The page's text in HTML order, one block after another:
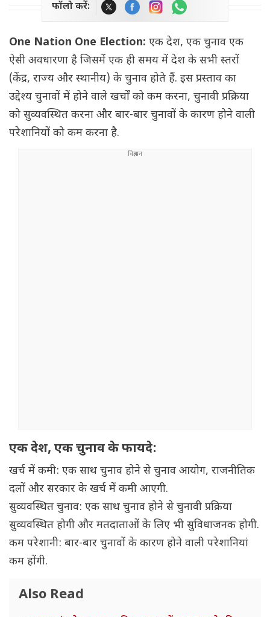
फॉलो करें:
One Nation One Election: एक देश, एक चुनाव एक
ऐसी अवधारणा है जिसमें एक ही समय में देश के सभी स्तरों
(केंद्र, राज्य और स्थानीय) के चुनाव होते हैं. इस प्रस्ताव का
उद्देश्य चुनावों में होने वाले खर्चों को कम करना, चुनावी प्रक्रिया
को सुव्यवस्थित करना और बार-बार चुनावों के कारण होने वाली
परेशानियों को कम करना है.
एक देश, एक चुनाव के फायदे:
खर्च में कमी: एक साथ चुनाव होने से चुनाव आयोग, राजनीतिक
दलों और सरकार के खर्च में कमी आएगी.
सुव्यवस्थित चुनाव: एक साथ चुनाव होने से चुनावी प्रक्रिया
सुव्यवस्थित होगी और मतदाताओं के लिए भी सुविधाजनक होगी.
कम परेशानी: बार-बार चुनावों के कारण होने वाली परेशानियां
कम होंगी.
Also Read